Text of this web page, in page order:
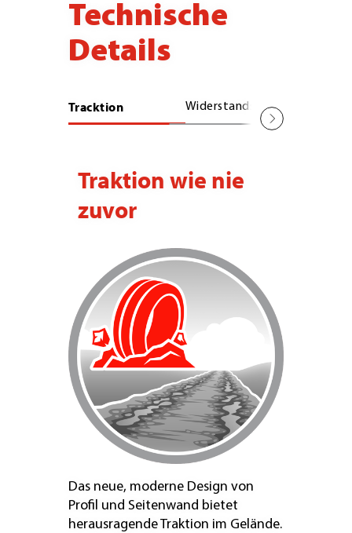
Technische
Details
Tracktion Widerstandsfähigkeit
Traktion wie nie
zuvor
Das neue, moderne Design von
Profil und Seitenwand bietet
herausragende Traktion im Gelände.